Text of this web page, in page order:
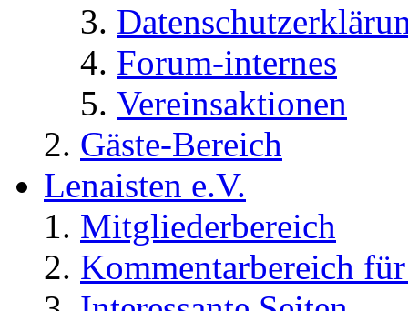
Forum-internes
Vereinsaktionen
Gäste-Bereich
Lenaisten e.V.
Mitgliederbereich
Kommentarbereich